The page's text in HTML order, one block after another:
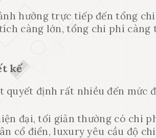
hưởng trực tiếp đến tổng
càng lớn, tổng chi phí
kế
quyết định rất nhiều đến mức
đại, tối giản thường có chi
cổ điển, luxury yêu cầu độ